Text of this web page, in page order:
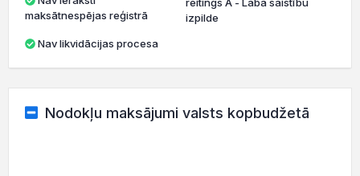
maksātnespējas reģistrā
Nav likvidācijas procesa
izpilde
Nodokļu maksājumi valsts kopbudžetā